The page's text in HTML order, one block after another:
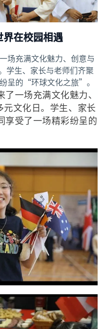
界在校园相遇
场充满文化魅力、创意与
学生、家长与老师们齐聚
呈的“环球文化之旅”。
一场充满文化魅力、
文化日。学生、家长
享受了一场精彩纷呈的